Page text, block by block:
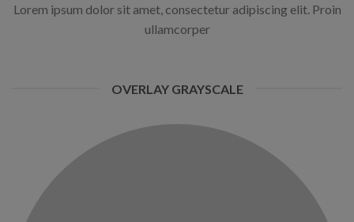
Lorem ipsum dolor sit amet, consectetur adipiscing elit. Proin
ullamcorper
OVERLAY GRAYSCALE